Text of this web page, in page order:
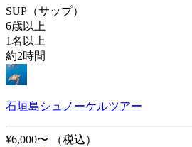
SUP（サップ）
6歳以上
1名以上
約2時間
石垣島シュノーケルツアー
¥6,000〜
（税込）